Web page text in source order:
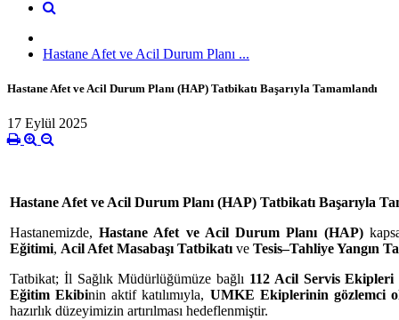
Hastane Afet ve Acil Durum Planı ...
Hastane Afet ve Acil Durum Planı (HAP) Tatbikatı Başarıyla Tamamlandı
17 Eylül 2025
Hastane Afet ve Acil Durum Planı (HAP) Tatbikatı Başarıyla
Hastanemizde,Hastane Afet ve Acil Durum Planı (HAP)
Eğitimi, Acil Afet Masabaşı Tatbikatı ve Tesis–Tahliye Yangın
Tatbikat; İl Sağlık Müdürlüğümüze bağlı 112 Acil Servis Ekipleri
Eğitim Ekibinin aktif katılımıyla, UMKE Ekiplerinin gözlemci
hazırlık düzeyimizin artırılması hedeflenmiştir.